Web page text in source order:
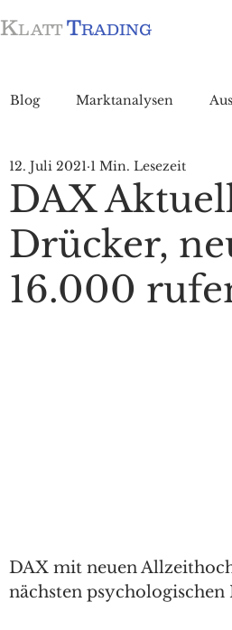
KLATT TRADING
Blog Marktanalysen
DAX
Drücker,
16.000
12. Juli 2021 1 Min. Lesezeit
DAX mit neuen
nächsten